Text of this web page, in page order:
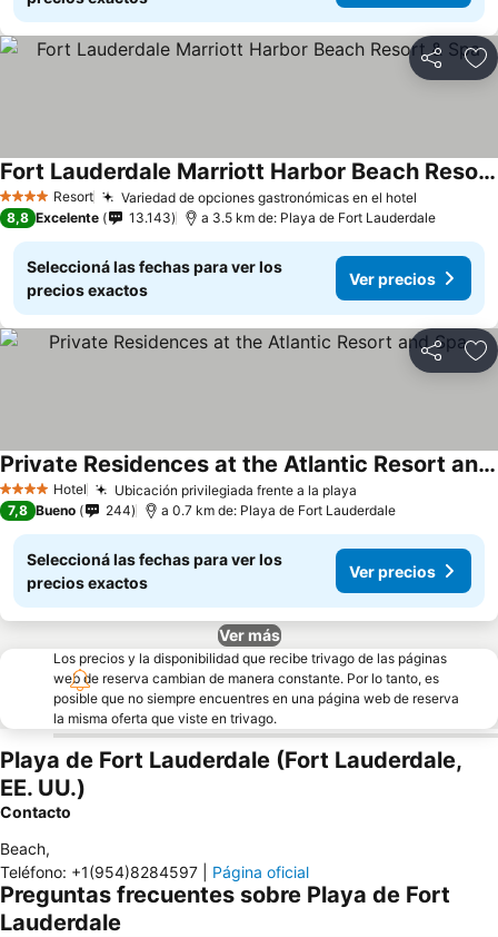
Compartir
4 EstrellasResort Variedad de opciones gastronómicas en el hotel
Fort Lauderdale Marriott Harbor Beach Resort & Spa
Ver precios
8,8 Excelente 13.143 a 3.5 km de: Playa de Fort Lauderdale
Seleccioná las fechas para ver los
precios exactos
Ver precios
Compartir
4 EstrellasHotel Ubicación privilegiada frente a la playa
Private Residences at the Atlantic Resort and Spa
Ver precios
7,8 Bueno 244 a 0.7 km de: Playa de Fort Lauderdale
Seleccioná las fechas para ver los
precios exactos
Ver precios
Ver más
Los precios y la disponibilidad que recibe trivago de las páginas
web de reserva cambian de manera constante. Por lo tanto, es
posible que no siempre encuentres en una página web de reserva
la misma oferta que viste en trivago.
Playa de Fort Lauderdale (Fort Lauderdale,
EE. UU.)
Contacto
Beach,
Teléfono: +1(954)8284597 Página oficial
Preguntas frecuentes sobre Playa de Fort
Lauderdale